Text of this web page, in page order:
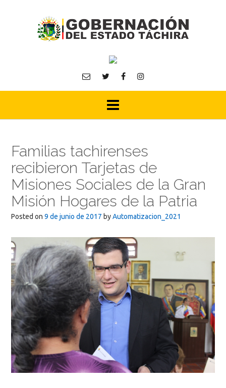
Familias tachirenses
recibieron Tarjetas de
Misiones Sociales de la Gran
Misión Hogares de la Patria
Posted on 9 de junio de 2017 byAutomatizacion_2021